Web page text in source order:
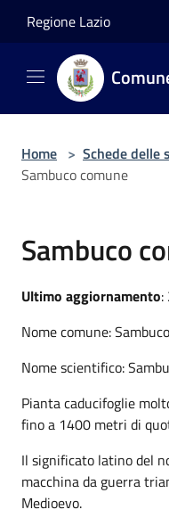
Regione Lazio
Home > Schede delle
Sambuco comune
Sambuco
Ultimo aggiornamento:
Nome comune:
Nome scientifico:
Pianta caducifoglie
fino a 1400 metri di
Il significato latino del
macchina da guerra
Medioevo.